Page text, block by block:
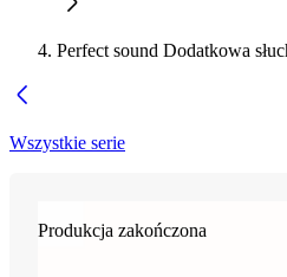
Perfect sound Dodatkowa
Wszystkie serie
Produkcja zakończona